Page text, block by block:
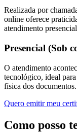
Realizada por
online oferece
atendimento
Presencial (Sob
O atendimento
tecnológico, ideal
física dos documentos.
Quero emitir meu
Como posso